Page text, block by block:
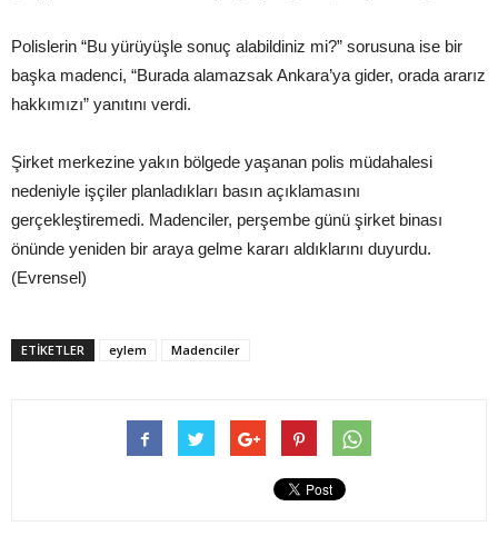
Polislerin “Bu yürüyüşle sonuç alabildiniz mi?” sorusuna ise bir
başka madenci, “Burada alamazsak Ankara’ya gider, orada ararız
hakkımızı” yanıtını verdi.
Şirket merkezine yakın bölgede yaşanan polis müdahalesi
nedeniyle işçiler planladıkları basın açıklamasını
gerçekleştiremedi. Madenciler, perşembe günü şirket binası
önünde yeniden bir araya gelme kararı aldıklarını duyurdu.
(Evrensel)
ETIKETLER eylem Madenciler